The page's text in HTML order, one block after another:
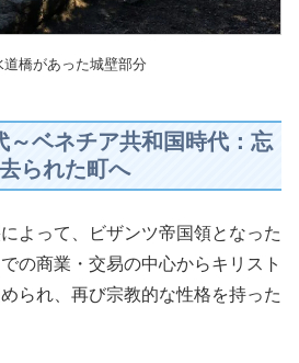
橋があった城壁部分
～ベネチア共和国時代：忘
られた町へ
よって、ビザンツ帝国領となった
の商業・交易の中心からキリスト
られ、再び宗教的な性格を持った